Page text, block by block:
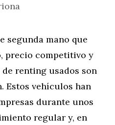
segunda mano que
precio competitivo y
renting usados son
Estos vehículos han
durante unos
regular y, en